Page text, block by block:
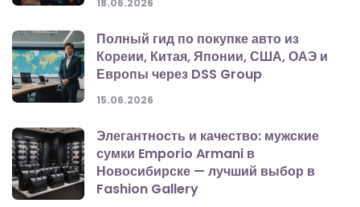
18.06.2026
Полный гид по покупке авто из
Кореии, Китая, Японии, США, ОАЭ и
Европы через DSS Group
15.06.2026
Элегантность и качество: мужские
сумки Emporio Armani в
Новосибирске — лучший выбор в
Fashion Gallery